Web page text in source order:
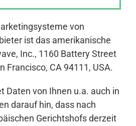
von
ist das amerikanische
Inc., 1160 Battery Street
Francisco, CA 94111, USA.
Daten von Ihnen u.a. auch in
darauf hin, dass nach
Gerichtshofs derzeit